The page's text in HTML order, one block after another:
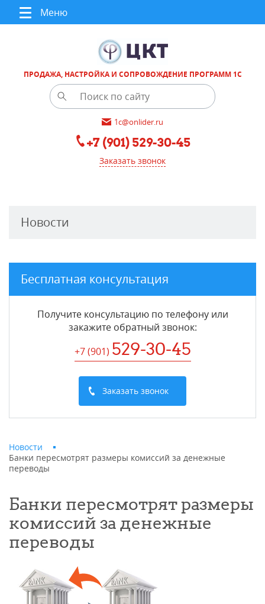
Меню
ПРОДАЖА, НАСТРОЙКА И СОПРОВОЖДЕНИЕ ПРОГРАММ 1С
1c@onlider.ru
+7 (901) 529-30-45
Заказать звонок
Новости
Бесплатная консультация
Получите консультацию по телефону или
закажите обратный звонок:
+7 (901) 529-30-45
Заказать звонок
Новости
Банки пересмотрят размеры комиссий за денежные
переводы
Банки пересмотрят размеры
комиссий за денежные
переводы